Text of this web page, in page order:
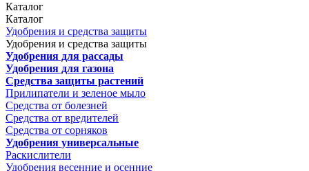
Каталог
Каталог
Удобрения и средства защиты
Удобрения и средства защиты
Удобрения для рассады
Удобрения для газона
Средства защиты растений
Прилипатели и зеленое мыло
Средства от болезней
Средства от вредителей
Средства от сорняков
Удобрения универсальные
Раскислители
Удобрения весенние и осенние